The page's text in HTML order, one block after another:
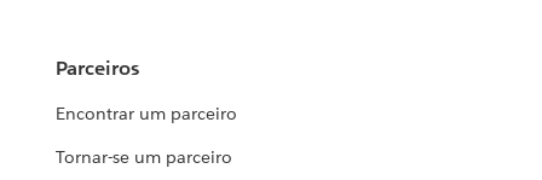
Parceiros
Encontrar um parceiro
Tornar-se um parceiro